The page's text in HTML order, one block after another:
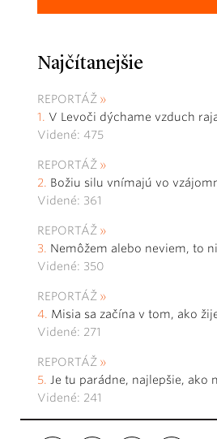
Najčítanejšie
REPORTÁŽ
V Levoči dýchame vzduch
Videné: 475
REPORTÁŽ
Božiu silu vnímajú vo
Videné: 361
REPORTÁŽ
Nemôžem alebo neviem, to
Videné: 350
REPORTÁŽ
Misia sa začína v tom, ako
Videné: 271
REPORTÁŽ
Je tu parádne, najlepšie, ako
Videné: 241